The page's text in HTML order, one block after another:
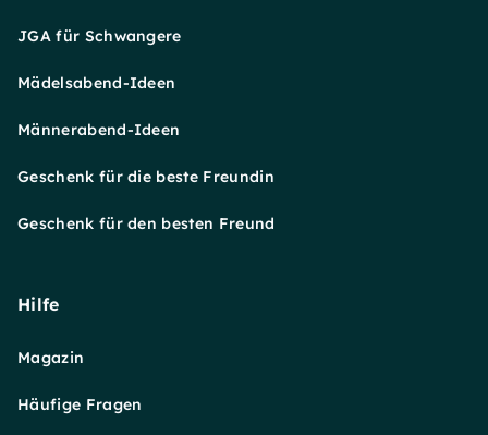
JGA für Schwangere
Mädelsabend-Ideen
Männerabend-Ideen
Geschenk für die beste Freundin
Geschenk für den besten Freund
Hilfe
Magazin
Häufige Fragen